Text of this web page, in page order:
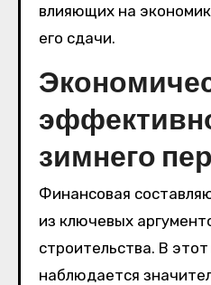
влияющих на
его сдачи.
зимнего
Финансовая
из ключевых
строительства. В
наблюдается